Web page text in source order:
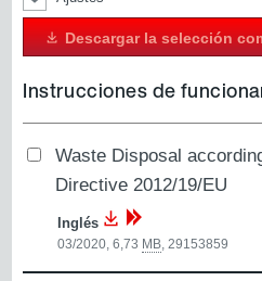
Descargar la selección
Instrucciones de
Waste Disposal
Directive 2012/19/EU
Inglés
03/2020, 6,73 MB,29153859